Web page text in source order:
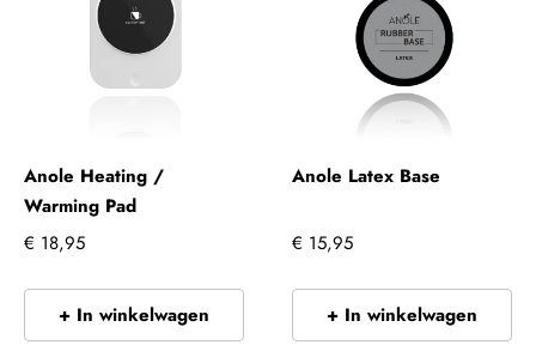
Anole Heating /
Warming Pad
€ 18,95
+ In winkelwagen
Anole Latex Base
€ 15,95
+ In winkelwagen